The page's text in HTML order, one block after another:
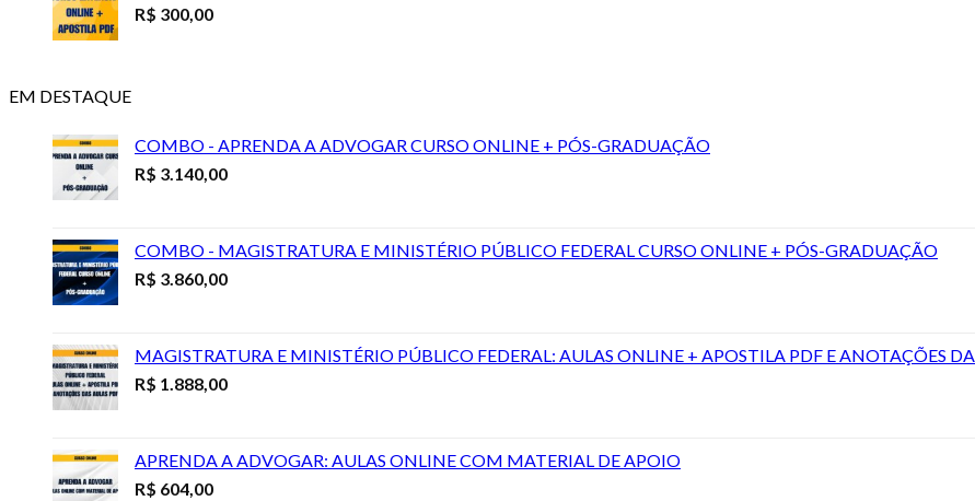
R$ 300,00
EM DESTAQUE
COMBO - APRENDA A ADVOGAR CURSO ONLINE + PÓS-GRADUAÇÃO
R$ 3.140,00
COMBO - MAGISTRATURA E MINISTÉRIO PÚBLICO FEDERAL CURSO ONLINE + PÓS-GRADUAÇÃO
R$ 3.860,00
MAGISTRATURA E MINISTÉRIO PÚBLICO FEDERAL: AULAS ONLINE + APOSTILA PDF E ANOTAÇÕES
R$ 1.888,00
APRENDA A ADVOGAR: AULAS ONLINE COM MATERIAL DE APOIO
R$ 604,00